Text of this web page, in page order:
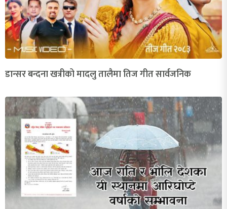
डान्सर बन्दना खत्रीको मादलु तालैमा तिज गीत सार्वजनिक